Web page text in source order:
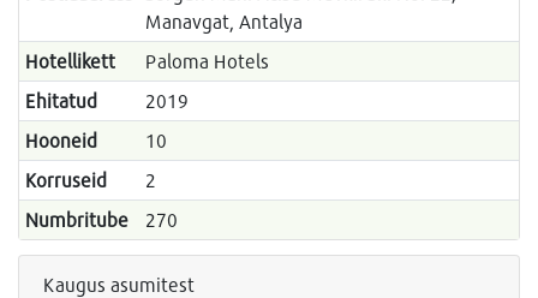
Manavgat, Antalya
Hotellikett
Paloma Hotels
Ehitatud
2019
Hooneid
10
Korruseid
2
Numbritube
270
Kaugus asumitest